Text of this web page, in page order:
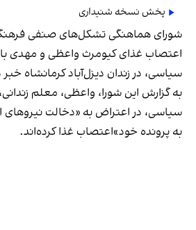
پخش نسخه شنیداری
شورای هماهنگی تشکل‌های صنفی
اعتصاب غذای کیومرث واعظی و مهدی
سیاسی، در زندان دیزل‌آباد کرمانشاه خبر
به گزارش این شورا، واعظی، معلم
سیاسی، در اعتراض به «دخالت نیروهای
به پرونده خود»‌اعتصاب غذا کرده‌اند.